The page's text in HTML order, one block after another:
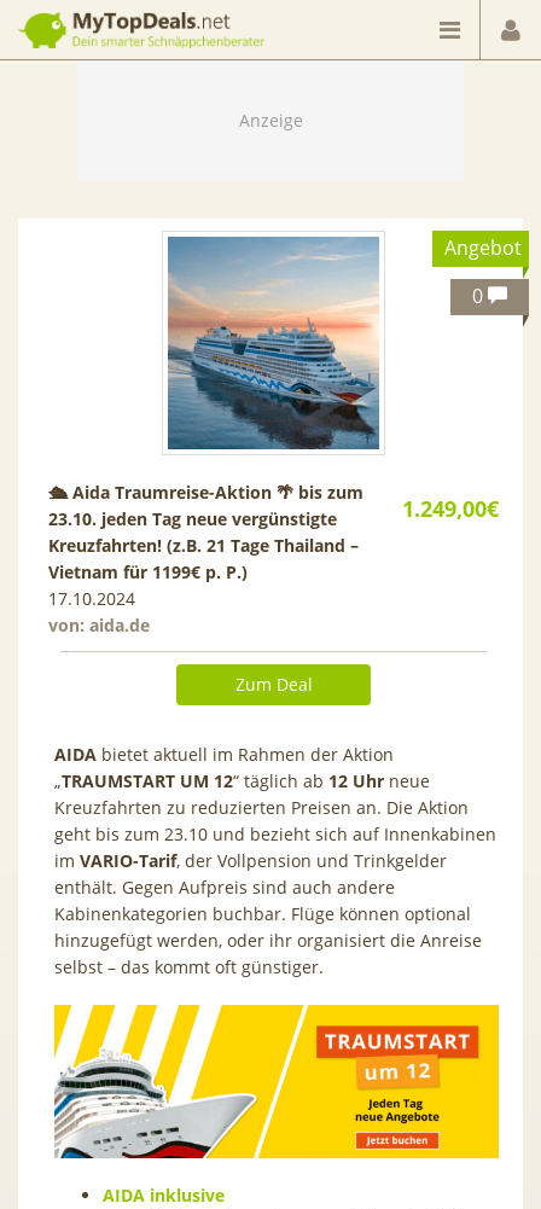
Dein smarter Schnäppchenberater
Angebot
0
1.249,00€
🛳️ Aida Traumreise-Aktion 🌴 bis zum
23.10. jeden Tag neue vergünstigte
Kreuzfahrten! (z.B. 21 Tage Thailand –
Vietnam für 1199€ p. P.)
17.10.2024
von: aida.de
Zum Deal
AIDA bietet aktuell im Rahmen der Aktion
„TRAUMSTART UM 12“ täglich ab 12 Uhr neue
Kreuzfahrten zu reduzierten Preisen an. Die Aktion
geht bis zum 23.10 und bezieht sich auf Innenkabinen
im VARIO-Tarif, der Vollpension und Trinkgelder
enthält. Gegen Aufpreis sind auch andere
Kabinenkategorien buchbar. Flüge können optional
hinzugefügt werden, oder ihr organisiert die Anreise
selbst – das kommt oft günstiger.
AIDA inklusive